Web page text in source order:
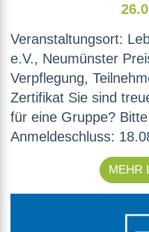
Veranstaltungsort:
e.V., Neumünster
Verpflegung,
Zertifikat Sie sind
für eine Gruppe?
Anmeldeschluss:
MEHR